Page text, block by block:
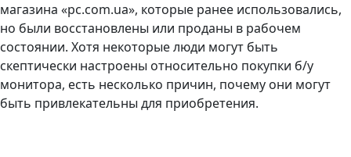
магазина «pc.com.ua», которые ранее использовались,
но были восстановлены или проданы в рабочем
состоянии. Хотя некоторые люди могут быть
скептически настроены относительно покупки б/у
монитора, есть несколько причин, почему они могут
быть привлекательны для приобретения.